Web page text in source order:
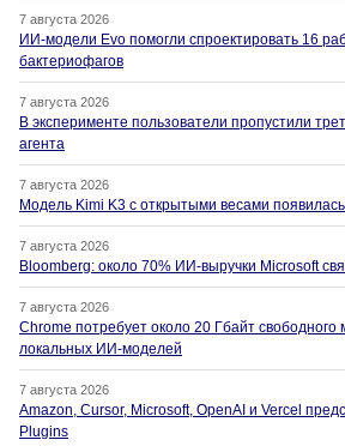
7 августа 2026
ИИ-модели Evo помогли спроектировать 16
бактериофагов
7 августа 2026
В эксперименте пользователи пропустили
агента
7 августа 2026
Модель Kimi K3 с открытыми весами
7 августа 2026
Bloomberg: около 70% ИИ-выручки Microsoft
7 августа 2026
Chrome потребует около 20 Гбайт свободного
локальных ИИ-моделей
7 августа 2026
Amazon, Cursor, Microsoft, OpenAI и Vercel
Plugins